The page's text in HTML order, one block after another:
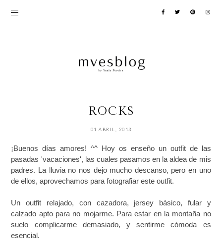
ROCKS
01 ABRIL, 2013
¡Buenos días amores! ^^ Hoy os enseño un outfit de las
pasadas 'vacaciones', las cuales pasamos en la aldea de mis
padres. La lluvia no nos dejo mucho descanso, pero en uno
de ellos, aprovechamos para fotografiar este outfit.
Un outfit relajado, con cazadora, jersey básico, fular y
calzado apto para no mojarme. Para estar en la montaña no
suelo complicarme demasiado, y sentirme cómoda es
esencial.